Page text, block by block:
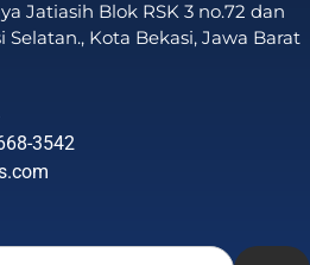
Jatiasih Blok RSK 3 no.72 dan
Selatan., Kota Bekasi, Jawa Barat
3542